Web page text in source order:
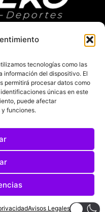
tecnologías como las
información del dispositivo. El
permitirá procesar datos como
únicas en este
puede afectar
funciones.
Avisos Legales
EUROPEAS
FÚTBOL INTERNACIONAL
DE PRIVACIDAD